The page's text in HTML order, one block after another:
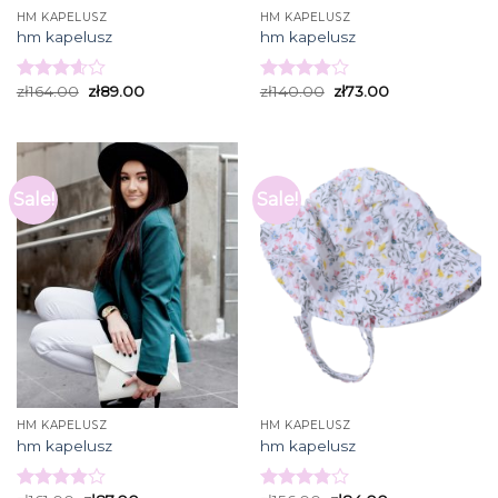
HM KAPELUSZ
hm kapelusz
Rated
zł164.00 zł89.00
HM KAPELUSZ
hm kapelusz
Rated
zł140.00 zł73.00
Sale!
HM KAPELUSZ
hm kapelusz
Sale!
HM KAPELUSZ
hm kapelusz